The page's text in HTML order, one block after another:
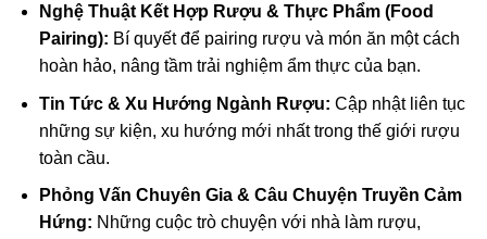
Nghệ Thuật Kết Hợp Rượu & Thực Phẩm (Food
Pairing): Bí quyết để pairing rượu và món ăn một cách
hoàn hảo, nâng tầm trải nghiệm ẩm thực của bạn.
Tin Tức & Xu Hướng Ngành Rượu: Cập nhật liên tục
những sự kiện, xu hướng mới nhất trong thế giới rượu
toàn cầu.
Phỏng Vấn Chuyên Gia & Câu Chuyện Truyền Cảm
Hứng: Những cuộc trò chuyện với nhà làm rượu,